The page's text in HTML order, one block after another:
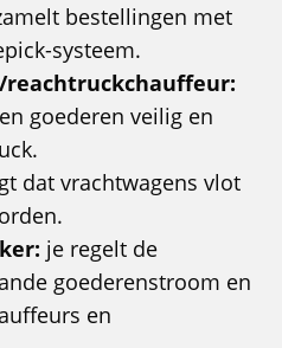
bestellingen met
systeem.
goederen veilig en
dat vrachtwagens vlot
je regelt de
goederenstroom en
en